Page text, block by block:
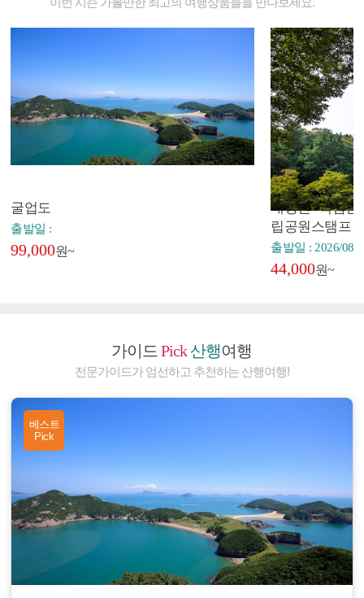
굴업도
출발일 :
99,000원~
내장산+백암산
립공원스탬프
출발일 : 2026/08/
44,000원~
가이드Pick 산행여행
전문가이드가 엄선하고 추천하는 산행여행!
베스트
Pick